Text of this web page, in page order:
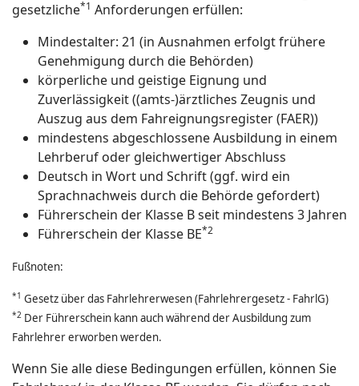
gesetzliche*1 Anforderungen erfüllen:
Mindestalter: 21 (in Ausnahmen erfolgt frühere
Genehmigung durch die Behörden)
körperliche und geistige Eignung und
Zuverlässigkeit ((amts-)ärztliches Zeugnis und
Auszug aus dem Fahreignungsregister (FAER))
mindestens abgeschlossene Ausbildung in einem
Lehrberuf oder gleichwertiger Abschluss
Deutsch in Wort und Schrift (ggf. wird ein
Sprachnachweis durch die Behörde gefordert)
Führerschein der Klasse B seit mindestens 3 Jahren
Führerschein der Klasse BE*2
Fußnoten:
*1 Gesetz über das Fahrlehrerwesen (Fahrlehrergesetz - FahrlG)
*2 Der Führerschein kann auch während der Ausbildung zum
Fahrlehrer erworben werden.
Wenn Sie alle diese Bedingungen erfüllen, können Sie